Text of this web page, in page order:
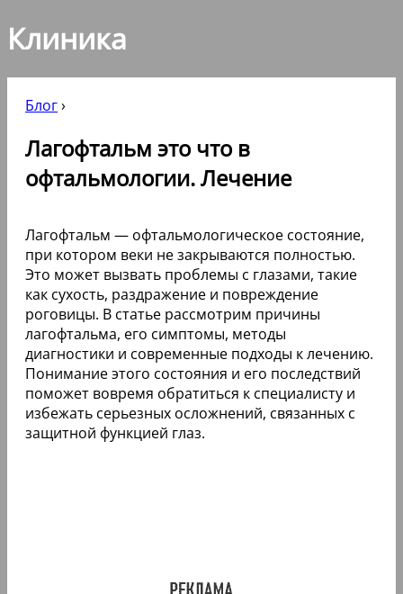
Клиника
Блог›
Лагофтальм это что в
офтальмологии. Лечение
Лагофтальм — офтальмологическое состояние,
при котором веки не закрываются полностью.
Это может вызвать проблемы с глазами, такие
как сухость, раздражение и повреждение
роговицы. В статье рассмотрим причины
лагофтальма, его симптомы, методы
диагностики и современные подходы к лечению.
Понимание этого состояния и его последствий
поможет вовремя обратиться к специалисту и
избежать серьезных осложнений, связанных с
защитной функцией глаз.